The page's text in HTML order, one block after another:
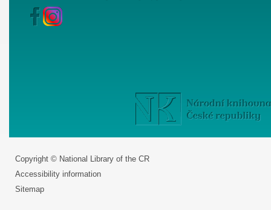
Copyright © National Library of the CR
Accessibility information
Sitemap